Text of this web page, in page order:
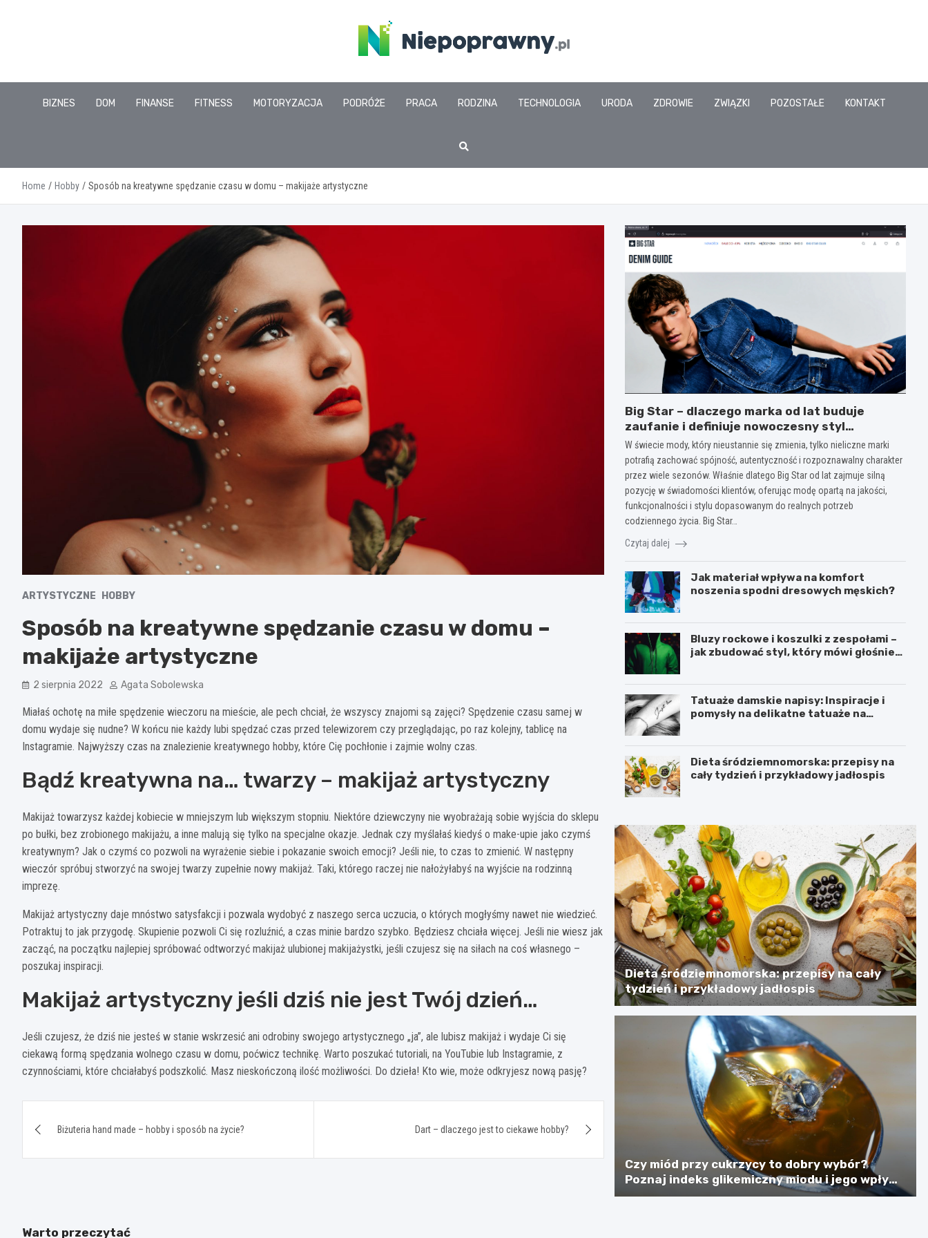
www.niepoprawny.pl
BIZNES DOM FINANSE FITNESS MOTORYZACJA PODRÓŻE PRACA RODZINA TECHNOLOGIA URODA ZDROWIE ZWIĄZKI POZOSTAŁE KONTAKT
Home Hobby Sposób na kreatywne spędzanie czasu w domu – makijaże artystyczne
ARTYSTYCZNE HOBBY
Sposób na kreatywne spędzanie czasu w domu –
makijaże artystyczne
2 sierpnia 2022 Agata Sobolewska
Miałaś ochotę na miłe spędzenie wieczoru na mieście, ale pech chciał, że wszyscy znajomi są zajęci? Spędzenie czasu samej w
domu wydaje się nudne? W końcu nie każdy lubi spędzać czas przed telewizorem czy przeglądając, po raz kolejny, tablicę na
Instagramie. Najwyższy czas na znalezienie kreatywnego hobby, które Cię pochłonie i zajmie wolny czas.
Bądź kreatywna na… twarzy – makijaż artystyczny
Makijaż towarzysz każdej kobiecie w mniejszym lub większym stopniu. Niektóre dziewczyny nie wyobrażają sobie wyjścia do sklepu
po bułki, bez zrobionego makijażu, a inne malują się tylko na specjalne okazje. Jednak czy myślałaś kiedyś o make-upie jako czymś
kreatywnym? Jak o czymś co pozwoli na wyrażenie siebie i pokazanie swoich emocji? Jeśli nie, to czas to zmienić. W następny
wieczór spróbuj stworzyć na swojej twarzy zupełnie nowy makijaż. Taki, którego raczej nie nałożyłabyś na wyjście na rodzinną
imprezę.
Makijaż artystyczny daje mnóstwo satysfakcji i pozwala wydobyć z naszego serca uczucia, o których mogłyśmy nawet nie wiedzieć.
Potraktuj to jak przygodę. Skupienie pozwoli Ci się rozluźnić, a czas minie bardzo szybko. Będziesz chciała więcej. Jeśli nie wiesz jak
zacząć, na początku najlepiej spróbować odtworzyć makijaż ulubionej makijażystki, jeśli czujesz się na siłach na coś własnego –
poszukaj inspiracji.
Makijaż artystyczny jeśli dziś nie jest Twój dzień…
Jeśli czujesz, że dziś nie jesteś w stanie wskrzesić ani odrobiny swojego artystycznego „ja”, ale lubisz makijaż i wydaje Ci się
ciekawą formą spędzania wolnego czasu w domu, poćwicz technikę. Warto poszukać tutoriali, na YouTubie lub Instagramie, z
czynnościami, które chciałabyś podszkolić. Masz nieskończoną ilość możliwości. Do dzieła! Kto wie, może odkryjesz nową pasję?
wpisuBiżuteria hand made – hobby i sposób na życie? Dart – dlaczego jest to ciekawe hobby?
Big Star – dlaczego marka od lat buduje
zaufanie i definiuje nowoczesny styl
codzienny?
W świecie mody, który nieustannie się zmienia, tylko nieliczne marki
potrafią zachować spójność, autentyczność i rozpoznawalny charakter
przez wiele sezonów. Właśnie dlatego Big Star od lat zajmuje silną
pozycję w świadomości klientów, oferując modę opartą na jakości,
funkcjonalności i stylu dopasowanym do realnych potrzeb
codziennego życia. Big Star…
Czytaj dalej
Jak materiał wpływa na komfort
noszenia spodni dresowych męskich?
Bluzy rockowe i koszulki z zespołami –
jak zbudować styl, który mówi głośniej
Tatuaże damskie napisy: Inspiracje i
pomysły na delikatne tatuaże na
Dieta śródziemnomorska: przepisy na
cały tydzień i przykładowy jadłospis
Dieta śródziemnomorska: przepisy na cały
tydzień i przykładowy jadłospis
Czy miód przy cukrzycy to dobry wybór?
Poznaj indeks glikemiczny miodu i jego wpływ
na poziom cukru
Warto przeczytać